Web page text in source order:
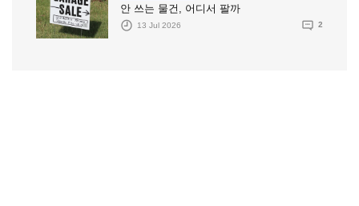
안 쓰는 물건, 어디서 팔까
13 Jul 2026 2